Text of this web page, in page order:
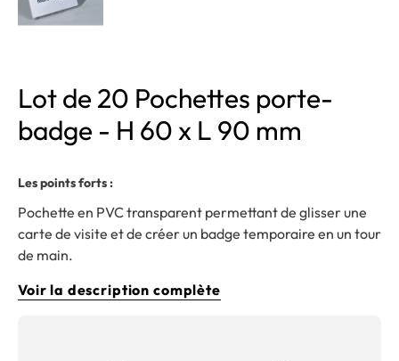
Lot de 20 Pochettes porte-
badge - H 60 x L 90 mm
Les points forts :
Pochette en PVC transparent permettant de glisser une
carte de visite et de créer un badge temporaire en un tour
de main.
Voir la description complète